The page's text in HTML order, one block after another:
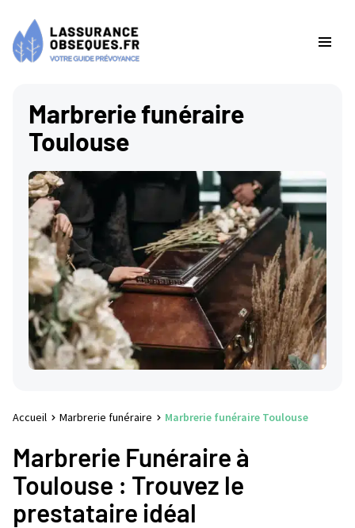
Marbrerie funéraire
Toulouse
Accueil Marbrerie funéraire Marbrerie funéraire Toulouse
Marbrerie Funéraire à
Toulouse : Trouvez le
prestataire idéal